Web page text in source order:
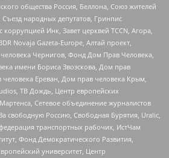
общества Россия, Беллона, Союз жителей
народных депутатов, Гринпис
Инк, Завет церквей TCCN, Агора,
Novaja Gazeta-Europe, Алтай проект,
Чернигов, Фонд Дом Прав Человека,
имени Бориса Звозскова, Дом прав
Ереван, Дом прав человека Крым,
ТВ Дождь, Центр европейских
Сетевое объединение журналистов
свободную Россию, Свободная Бурятия, Uralic,
транспортных рабочих, ИстЧам
Фонд Демократического Развития,
университет, Центр